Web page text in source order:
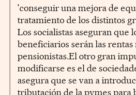
'conseguir una mejora de
tratamiento de los distintos
Los socialistas aseguran que
beneficiarios serán las rentas
pensionistas.El otro gran
modificarse es el de
asegura que se van a
tributación de la pymes para